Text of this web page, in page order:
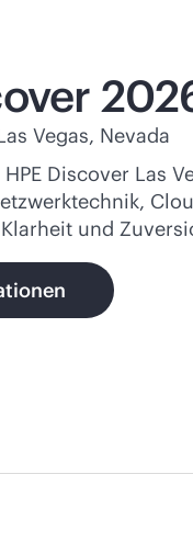
Vegas, Nevada
Discover Las
und